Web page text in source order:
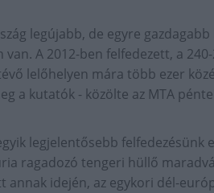
legújabb, de egyre
van. A 2012-ben felfedezett, a
lelőhelyen mára több ezer
a kutatók - közölte az MTA
legjelentősebb
ragadozó tengeri hüllő
annak idején, az egykori dél-